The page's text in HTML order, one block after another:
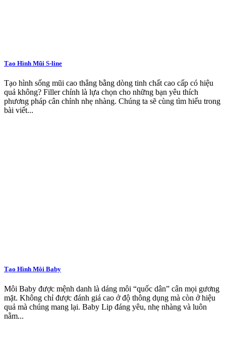
Tạo Hình Mũi S-line
Tạo hình sống mũi cao thẳng bằng dòng tinh chất cao cấp có hiệu
quả không? Filler chính là lựa chọn cho những bạn yêu thích
phương pháp cân chỉnh nhẹ nhàng. Chúng ta sẽ cùng tìm hiểu trong
bài viết...
Tạo Hình Môi Baby
Môi Baby được mệnh danh là dáng môi “quốc dân” cân mọi gương
mặt. Không chỉ được đánh giá cao ở độ thông dụng mà còn ở hiệu
quả mà chúng mang lại. Baby Lip đáng yêu, nhẹ nhàng và luôn
nằm...